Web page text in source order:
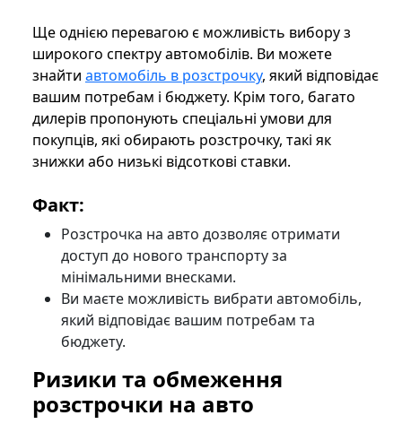
Ще однією перевагою є можливість вибору з
широкого спектру автомобілів. Ви можете
знайти автомобіль в розстрочку, який відповідає
вашим потребам і бюджету. Крім того, багато
дилерів пропонують спеціальні умови для
покупців, які обирають розстрочку, такі як
знижки або низькі відсоткові ставки.
Факт:
Розстрочка на авто дозволяє отримати
доступ до нового транспорту за
мінімальними внесками.
Ви маєте можливість вибрати автомобіль,
який відповідає вашим потребам та
бюджету.
Ризики та обмеження
розстрочки на авто